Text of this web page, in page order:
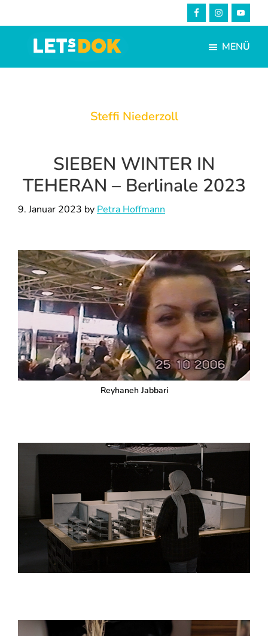
to
content
Fußzeile
springen
LETsDOK
Bundesweite
MENÜ
Steffi Niederzoll
SIEBEN WINTER IN
TEHERAN – Berlinale 2023
9. Januar 2023 by Petra Hoffmann
Reyhaneh Jabbari